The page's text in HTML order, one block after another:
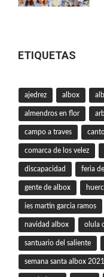
ETIQUETAS
ajedrez albox
almendros en flor
campo a traves
comarca de los velez
discapacidad feria
gente de albox
ies martin garcia ramos
navidad albox olula
santuario del saliente
semana santa albox 2021